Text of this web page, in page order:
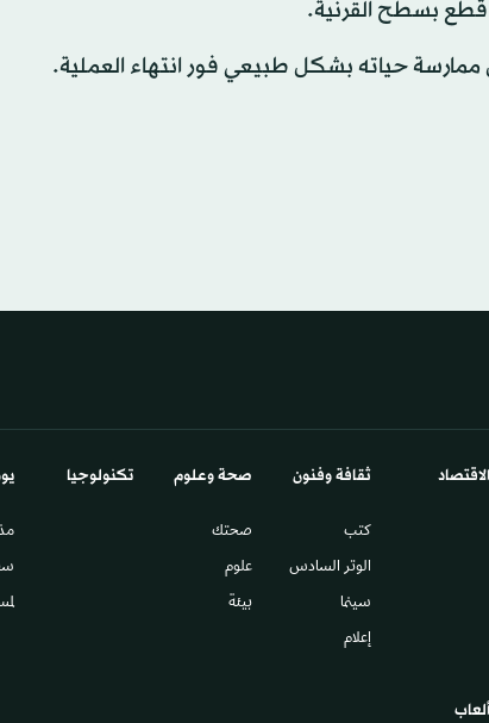
قطع بسطح القرنية.
حياته بشكل طبيعي فور انتهاء العملية.
الاقتصاد ثقافة وفنون
كتب
الوتر السادس​
سينما
إعلام
صحة وعلوم
صحتك
علوم
بيئة
تكنولوجيا
ألعاب